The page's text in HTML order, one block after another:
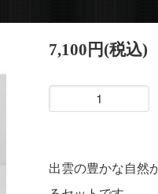
7,100円(税込)
出雲の豊かな自然